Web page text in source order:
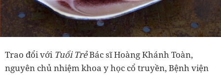
Trao đổi với Tuổi TrẻBác sĩ Hoàng Khánh Toàn,
nguyên chủ nhiệm khoa y học cổ truyền, Bệnh viện